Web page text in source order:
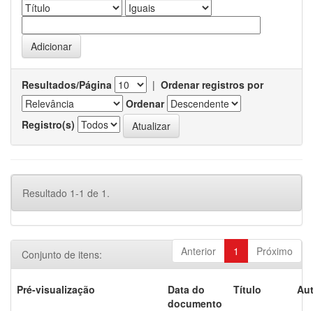
Resultados/Página | Ordenar registros por
Ordenar
Registro(s)
Resultado 1-1 de 1.
Anterior 1 Próximo
Conjunto de itens:
Pré-visualização
Data do
documento
Título